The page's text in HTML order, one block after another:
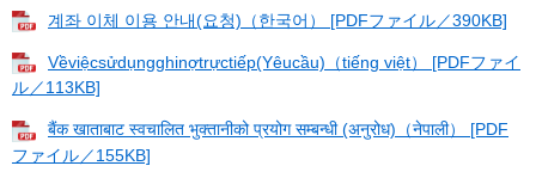
계좌 이체 이용 안내(요청)（한국어） [PDFファイル／390KB]
Vềviệcsửdụngghinợtrựctiếp(Yêucầu)（tiếng việt） [PDFファイ
ル／113KB]
बैंक खाताबाट स्वचालित भुक्तानीको प्रयोग सम्बन्धी (अनुरोध)（नेपाली） [PDF
ファイル／155KB]